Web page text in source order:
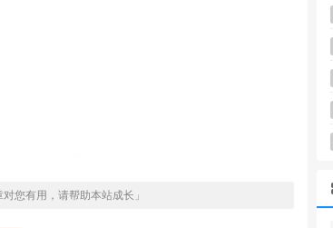
您有用，请帮助本站成长」